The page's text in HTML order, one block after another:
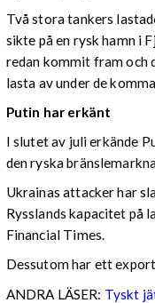
Två stora tankers
sikte på en rysk hamn i
redan kommit fram och
lasta av under de
Putin har erkänt
I slutet av juli erkände
den ryska
Ukrainas attacker har
Rysslands kapacitet på
Financial Times.
Dessutom har ett
ANDRA LÄSER: Tyskt